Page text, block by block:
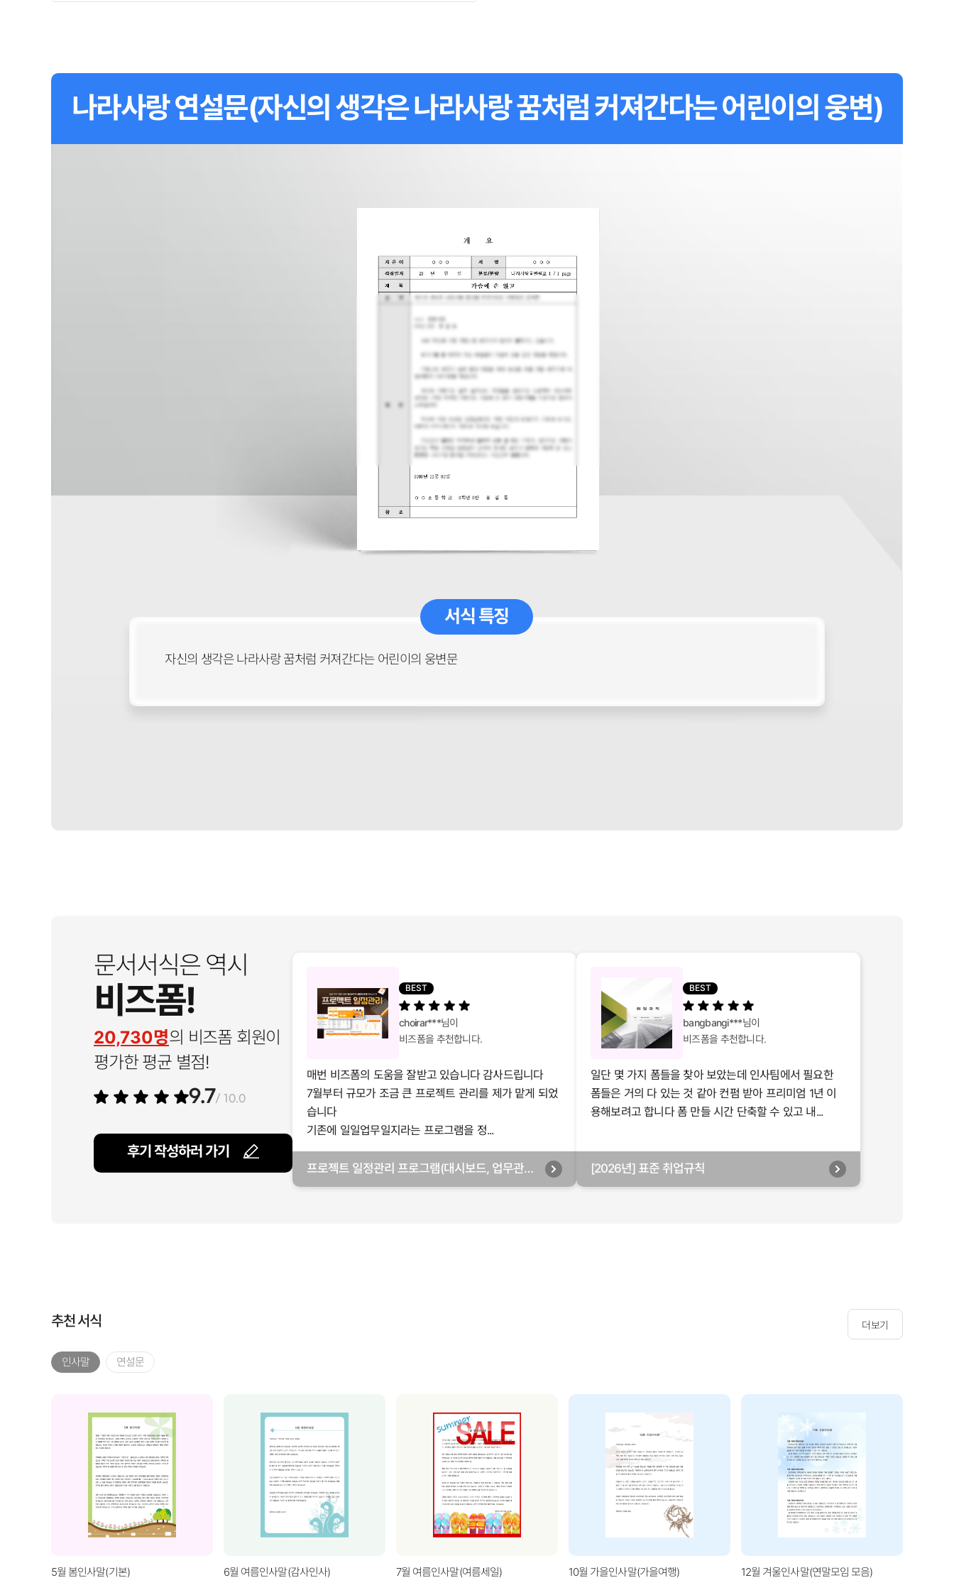
나라사랑 연설문(자신의 생각은 나라사랑 꿈처럼 커져간다는 어린이의 웅변)
서식 특징
자신의 생각은 나라사랑 꿈처럼 커져간다는 어린이의 웅변문
문서서식은 역시
비즈폼!
20,730명의 비즈폼 회원이
평가한 평균 별점!
9.7/ 10.0
후기 작성하러 가기
BEST
choirar***님이
비즈폼을 추천합니다.
매번 비즈폼의 도움을 잘받고 있습니다 감사드립니다
7월부터 규모가 조금 큰 프로젝트 관리를 제가 맡게 되었
습니다
기존에 일일업무일지라는 프로그램을 정...
프로젝트 일정관리 프로그램(대시보드, 업무관리,
BEST
bangbangi***님이
비즈폼을 추천합니다.
일단 몇 가지 폼들을 찾아 보았는데 인사팀에서 필요한
폼들은 거의 다 있는 것 같아 컨펌 받아 프리미엄 1년 이
용해보려고 합니다 폼 만들 시간 단축할 수 있고 내...
[2026년] 표준 취업규칙
추천 서식 더보기
인사말 연설문
5월 봄인사말(기본) 6월 여름인사말(감사인사) 7월 여름인사말(여름세일) 10월 가을인사말(가을여행) 12월 겨울인사말(연말모임 모음)